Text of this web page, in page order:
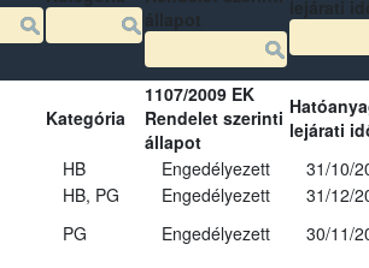
Kategória
1107/2009 EK
Rendelet szerinti
állapot
lejárati
HB Engedélyezett
31/10/
HB, PG Engedélyezett
31/12/
PG Engedélyezett
30/11/